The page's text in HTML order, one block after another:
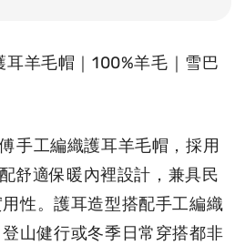
羊毛帽｜100%羊毛｜雪巴
手工編織護耳羊毛帽，採用
舒適保暖內裡設計，兼具民
性。護耳造型搭配手工編織
山健行或冬季日常穿搭都非